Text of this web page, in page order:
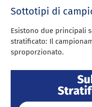
Sottotipi di
Esistono due principali
stratificato: Il
sproporzionato.